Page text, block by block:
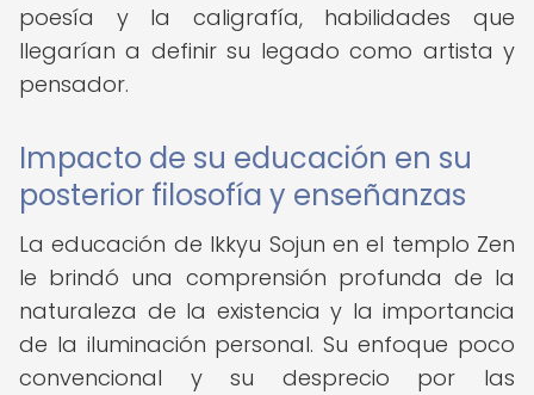
poesía y la caligrafía, habilidades que
llegarían a definir su legado como artista y
pensador.
Impacto de su educación en su
posterior filosofía y enseñanzas
La educación de Ikkyu Sojun en el templo Zen
le brindó una comprensión profunda de la
naturaleza de la existencia y la importancia
de la iluminación personal. Su enfoque poco
convencional y su desprecio por las